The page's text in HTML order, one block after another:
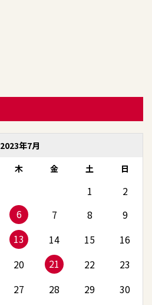
2023年7月
木 金 土 日
1
2
6 7 8
9
13 14 15
16
20 21 22
23
27 28 29
30